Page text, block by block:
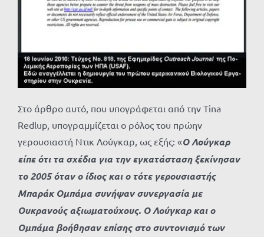
Στο άρθρο αυτό, που υπογράφεται από την Tina
Redlup, υπογραμμίζεται ο ρόλος του πρώην
γερουσιαστή Ντικ Λούγκαρ, ως εξής: «Ο Λούγκαρ
είπε ότι τα σχέδια για την εγκατάσταση ξεκίνησαν
το 2005 όταν ο ίδιος και ο τότε γερουσιαστής
Μπαράκ Ομπάμα συνήψαν συνεργασία με
Ουκρανούς αξιωματούχους. Ο Λούγκαρ και ο
Ομπάμα βοήθησαν επίσης στο συντονισμό των